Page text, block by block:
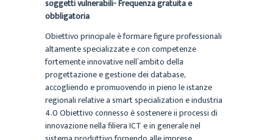
soggetti vulnerabili- Frequenza gratuita e
obbligatoria
Obiettivo principale è formare figure professionali
altamente specializzate e con competenze
fortemente innovative nell’ambito della
progettazione e gestione dei database,
accogliendo e promuovendo in pieno le istanze
regionali relative a smart specialization e industria
4.0 Obiettivo connesso è sostenere ii processi di
innovazione nella filiera ICT e in generale nel